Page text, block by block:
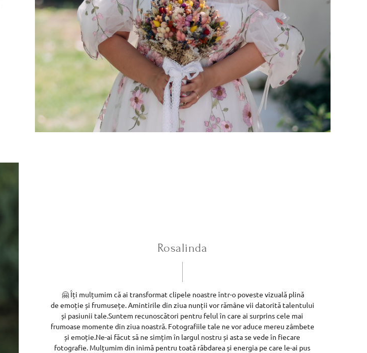
Rosalinda
🤗 Îți mulțumim că ai transformat clipele noastre într-o poveste vizuală plină
de emoție și frumusețe. Amintirile din ziua nunții vor rămâne vii datorită talentului
și pasiunii tale.Suntem recunoscători pentru felul în care ai surprins cele mai
frumoase momente din ziua noastră. Fotografiile tale ne vor aduce mereu zâmbete
și emoție.Ne-ai făcut să ne simțim în largul nostru și asta se vede în fiecare
fotografie. Mulțumim din inimă pentru toată răbdarea și energia pe care le-ai pus